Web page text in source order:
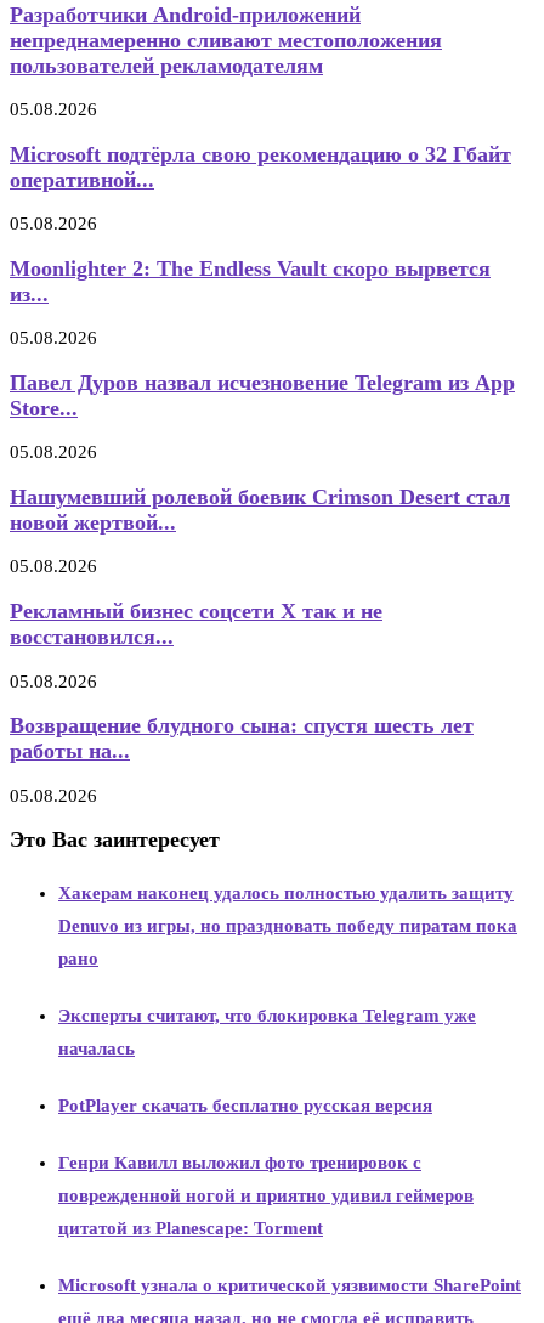
Разработчики Android-приложений
непреднамеренно сливают местоположения
пользователей рекламодателям
05.08.2026
Microsoft подтёрла свою рекомендацию о 32 Гбайт
оперативной...
05.08.2026
Moonlighter 2: The Endless Vault скоро вырвется
из...
05.08.2026
Павел Дуров назвал исчезновение Telegram из App
Store...
05.08.2026
Нашумевший ролевой боевик Crimson Desert стал
новой жертвой...
05.08.2026
Рекламный бизнес соцсети X так и не
восстановился...
05.08.2026
Возвращение блудного сына: спустя шесть лет
работы на...
05.08.2026
Это Вас заинтересует
Хакерам наконец удалось полностью удалить защиту
Denuvo из игры, но праздновать победу пиратам пока
рано
Эксперты считают, что блокировка Telegram уже
началась
PotPlayer скачать бесплатно русская версия
Генри Кавилл выложил фото тренировок с
поврежденной ногой и приятно удивил геймеров
цитатой из Planescape: Torment
Microsoft узнала о критической уязвимости SharePoint
ещё два месяца назад, но не смогла её исправить